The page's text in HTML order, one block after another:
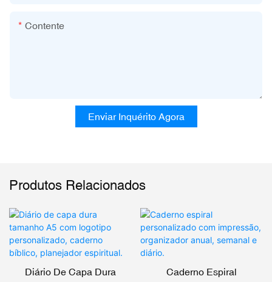
Contente
Enviar Inquérito Agora
Produtos Relacionados
Diário De Capa Dura
Caderno Espiral